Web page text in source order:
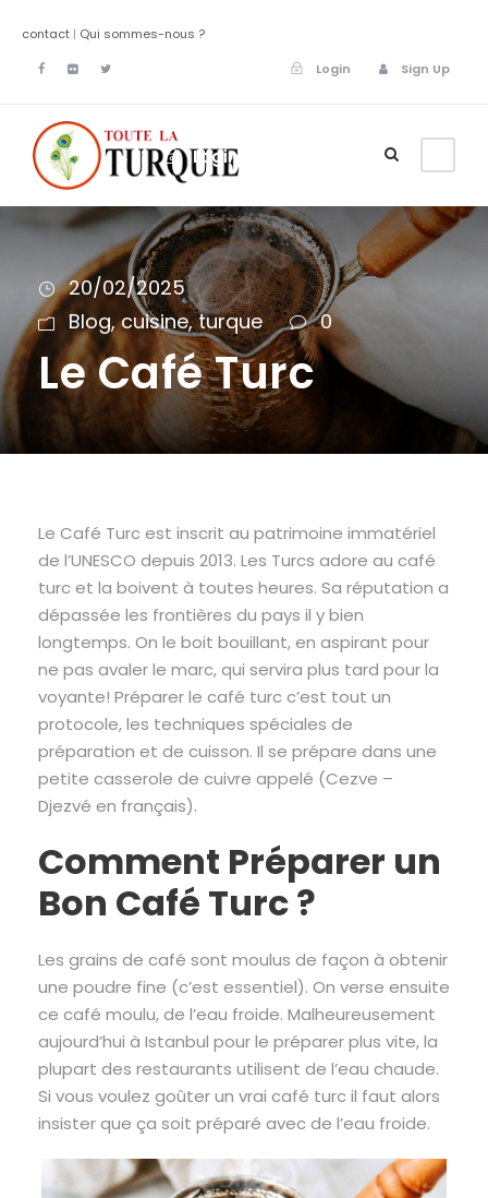
contact | Qui sommes-nous ?
Login
Sign Up
Login
20/02/2025
Blog, cuisine, turque 0
Le Café Turc
Le Café Turc est inscrit au patrimoine immatériel
de l’UNESCO depuis 2013. Les Turcs adore au café
turc et la boivent à toutes heures. Sa réputation a
dépassée les frontières du pays il y bien
longtemps. On le boit bouillant, en aspirant pour
ne pas avaler le marc, qui servira plus tard pour la
voyante! Préparer le café turc c’est tout un
protocole, les techniques spéciales de
préparation et de cuisson. Il se prépare dans une
petite casserole de cuivre appelé (Cezve –
Djezvé en français).
Comment Préparer un
Bon Café Turc ?
Les grains de café sont moulus de façon à obtenir
une poudre fine (c’est essentiel). On verse ensuite
ce café moulu, de l’eau froide. Malheureusement
aujourd’hui à Istanbul pour le préparer plus vite, la
plupart des restaurants utilisent de l’eau chaude.
Si vous voulez goûter un vrai café turc il faut alors
insister que ça soit préparé avec de l’eau froide.